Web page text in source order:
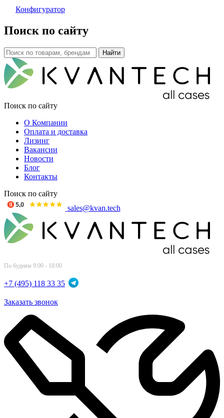
Конфигуратор
Поиск по сайту
Поиск по сайту
О Компании
Оплата и доставка
Лизинг
Вакансии
Новости
Блог
Контакты
Поиск по сайту
sales@kvan.tech
По будням 9:00 - 18:00
+7 (495) 118 33 35
Заказать звонок